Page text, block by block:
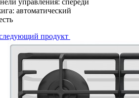
автоматический
продукт